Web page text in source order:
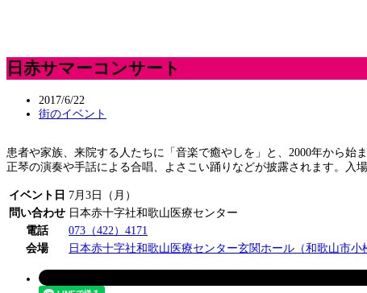
日赤サマーコンサート
2017/6/22
街のイベント
患者や家族、来院する人たちに「音楽で癒やしを」と、2000年から
正琴の演奏や手話による合唱、よさこい踊りなどが披露されます。入場
イベント日 7月3日（月）
問い合わせ 日本赤十字社和歌山医療センター
電話
073（422）4171
会場
日本赤十字社和歌山医療センター玄関ホール（和歌山市小